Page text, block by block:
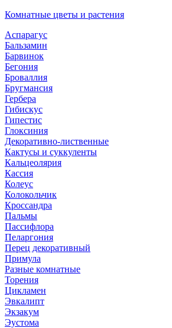
Комнатные цветы и растения
Аспарагус
Бальзамин
Барвинок
Бегония
Броваллия
Бругмансия
Гербера
Гибискус
Гипестис
Глоксиния
Декоративно-лиственные
Кактусы и суккуленты
Кальцеолярия
Кассия
Колеус
Колокольчик
Кроссандра
Пальмы
Пассифлора
Пеларгония
Перец декоративный
Примула
Разные комнатные
Торения
Цикламен
Эвкалипт
Экзакум
Эустома